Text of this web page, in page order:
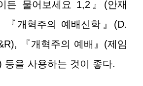
든 물어보세요 1,2』(안재
『개혁주의 예배신학』(D.
『개혁주의 예배』(제임
등을 사용하는 것이 좋다.